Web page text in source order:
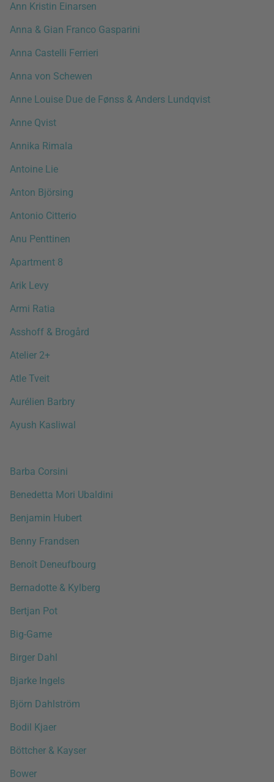
Ann Kristin Einarsen
Anna & Gian Franco Gasparini
Anna Castelli Ferrieri
Anna von Schewen
Anne Louise Due de Fønss & Anders Lundqvist
Anne Qvist
Annika Rimala
Antoine Lie
Anton Björsing
Antonio Citterio
Anu Penttinen
Apartment 8
Arik Levy
Armi Ratia
Asshoff & Brogård
Atelier 2+
Atle Tveit
Aurélien Barbry
Ayush Kasliwal
Barba Corsini
Benedetta Mori Ubaldini
Benjamin Hubert
Benny Frandsen
Benoît Deneufbourg
Bernadotte & Kylberg
Bertjan Pot
Big-Game
Birger Dahl
Bjarke Ingels
Björn Dahlström
Bodil Kjaer
Böttcher & Kayser
Bower